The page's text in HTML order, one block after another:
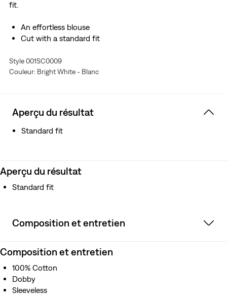
fit.
An effortless blouse
Cut with a standard fit
Style 001SC0009
Couleur: Bright White - Blanc
Aperçu du résultat
Standard fit
Aperçu du résultat
Standard fit
Composition et entretien
Composition et entretien
100% Cotton
Dobby
Sleeveless